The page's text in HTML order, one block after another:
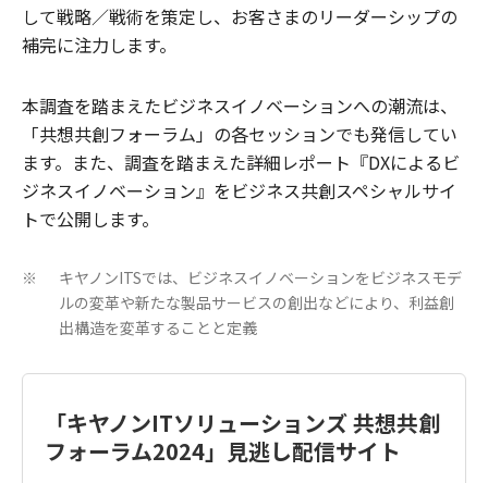
して戦略／戦術を策定し、お客さまのリーダーシップの
補完に注力します。
本調査を踏まえたビジネスイノベーションへの潮流は、
「共想共創フォーラム」の各セッションでも発信してい
ます。また、調査を踏まえた詳細レポート『DXによるビ
ジネスイノベーション』をビジネス共創スペシャルサイ
トで公開します。
※
キヤノンITSでは、ビジネスイノベーションをビジネスモデ
ルの変革や新たな製品サービスの創出などにより、利益創
出構造を変革することと定義
「キヤノンITソリューションズ 共想共創
フォーラム2024」見逃し配信サイト